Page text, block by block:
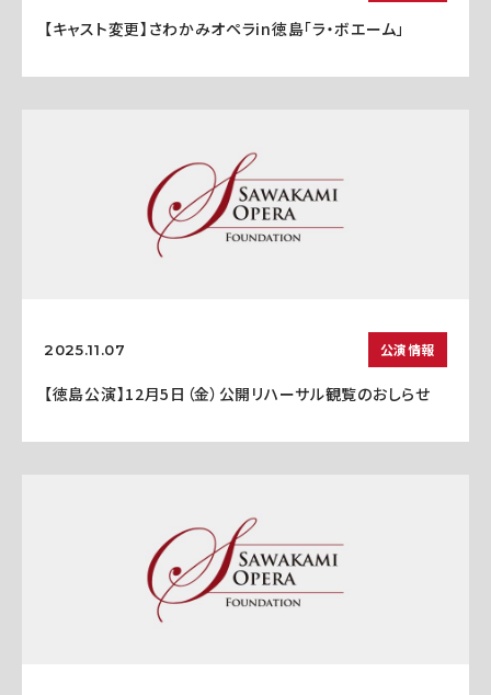
【キャスト変更】さわかみオペラin徳島「ラ・ボエーム」
2025.11.07 公演情報
【徳島公演】12月5日（金）公開リハーサル観覧のおしらせ